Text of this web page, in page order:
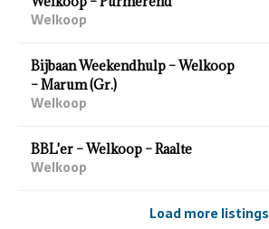
Welkoop
Bijbaan Weekendhulp – Welkoop
– Marum (Gr.)
Welkoop
BBL'er – Welkoop – Raalte
Welkoop
Load more listings